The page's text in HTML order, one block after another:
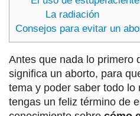
La radiación
Consejos para evitar un
Antes que nada lo primero
significa un aborto, para
tema y poder saber todo lo
tengas un feliz término de